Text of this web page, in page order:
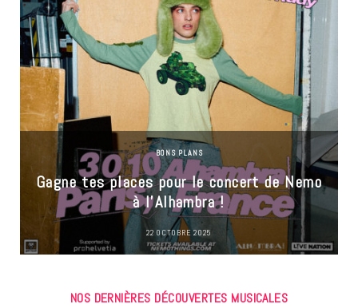
BONS PLANS
Gagne tes places pour le concert de Nemo
à l’Alhambra !
22 OCTOBRE 2025
NOS DERNIÈRES DÉCOUVERTES MUSICALES